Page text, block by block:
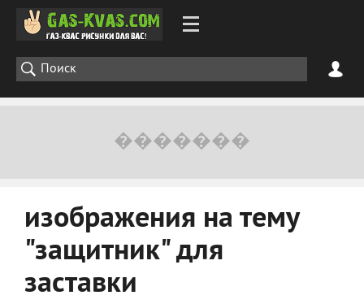
изображения на тему
"защитник" для
заставки